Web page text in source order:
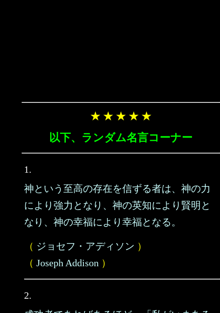
★ ★ ★ ★ ★
以下、ランダム名言コーナー
1.
神という至高の存在を信ずる者は、神の力
により強力となり、神の英知により賢明と
なり、神の幸福により幸福となる。
（ ジョセフ・アディソン ）
（ Joseph Addison ）
2.